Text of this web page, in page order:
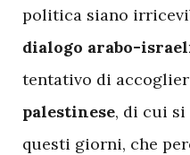
politica siano
dialogo arabo-
tentativo di
palestinese, di cui
questi giorni, che